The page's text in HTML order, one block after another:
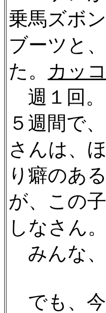
乗馬ズボ
ブーツと
た。
カッ
週１回。
５週間で
さんは、
り癖のあ
が、この
しなさん。
みんな
でも、今